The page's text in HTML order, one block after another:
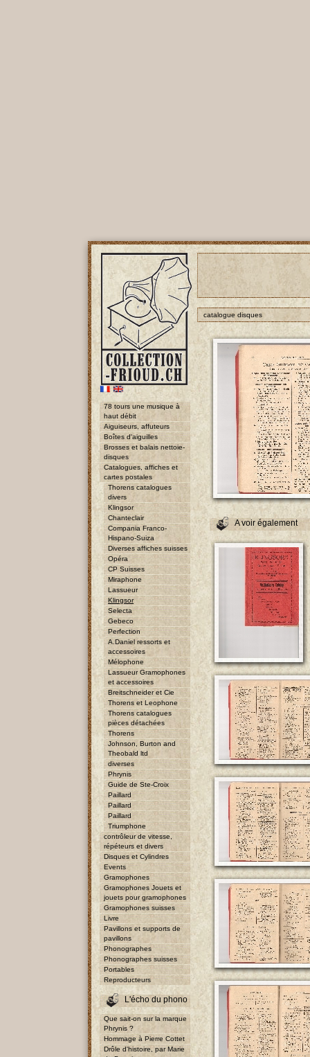
78 tours une musique à
haut débit
Aiguiseurs, affuteurs
Boîtes d'aiguilles
Brosses et balais nettoie-
disques
Catalogues, affiches et
cartes postales
Thorens catalogues
divers
Klingsor
Chanteclair
Compania Franco-
Hispano-Suiza
Diverses affiches suisses
Opéra
CP Suisses
Miraphone
Lassueur
Klingsor
Selecta
Gebeco
Perfection
A.Daniel ressorts et
accessoires
Mélophone
Lassueur Gramophones
et accessoires
Breitschneider et Cie
Thorens et Leophone
Thorens catalogues
pièces détachées
Thorens
Johnson, Burton and
Theobald ltd
diverses
Phrynis
Guide de Ste-Croix
Paillard
Paillard
Paillard
Triumphone
contrôleur de vitesse,
répéteurs et divers
Disques et Cylindres
Events
Gramophones
Gramophones Jouets et
jouets pour gramophones
Gramophones suisses
Livre
Pavillons et supports de
pavillons
Phonographes
Phonographes suisses
Portables
Reproducteurs
L'écho du phono
Que sait-on sur la marque
Phrynis ?
Hommage à Pierre Cottet
Drôle d'histoire, par Marie
catalogue disques
A voir également